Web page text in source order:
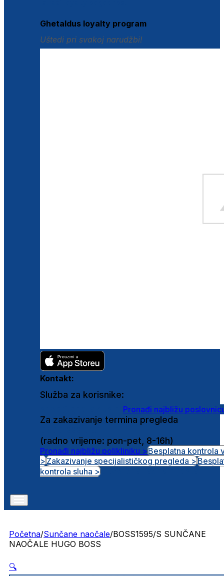
Ghetaldus loyalty program
Uštedi pri svakoj narudžbi!
Kontakt:
Služba za korisnike:
Pronađi najbližu
Za zakazivanje termina pregleda
(radno vrijeme: pon-pet, 8-16h)
Pronađi najbližu polikliniku >Besplatna kontrola
>Zakazivanje specijalističkog pregleda >
kontrola sluha >
Početna/Sunčane naočale/BOSS1595/S SUNČANE
NAOČALE HUGO BOSS
🔍